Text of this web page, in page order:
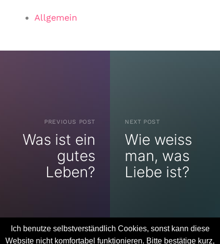
Allgemein
PREVIOUS POST
Was ist ein
gutes
Leben?
NEXT POST
Wie weiss
man, was
Liebe ist?
Ich benutze selbstverständlich Cookies, sonst kann diese
Website nicht komfortabel funktionieren. Bitte bestätige kurz,